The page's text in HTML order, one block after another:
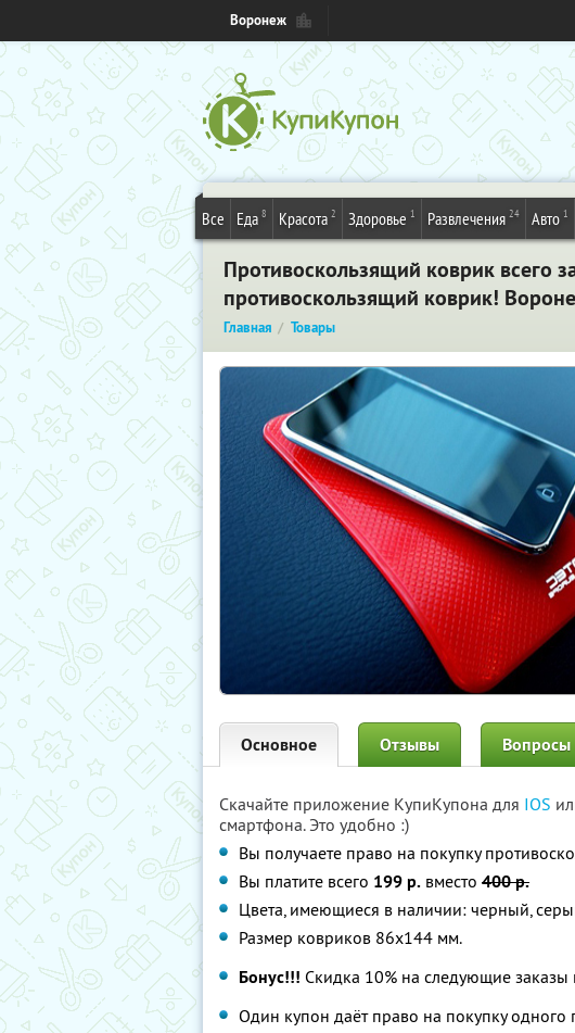
Воронеж
Все Еда 8 Красота 2 Здоровье 1 Развлечения 24 Авто 1
Противоскользящий коврик всего
противоскользящий коврик!
Главная Товары
Основное Отзывы Вопросы
Скачайте приложение КупиКупона для IOS
смартфона. Это удобно :)
Вы получаете право на покупку
Вы платите всего 199 р. вместо 400 р.
Цвета, имеющиеся в наличии: черный,
Размер ковриков 86x144 мм.
Бонус!!! Скидка 10% на следующие заказы
Один купон даёт право на покупку одного